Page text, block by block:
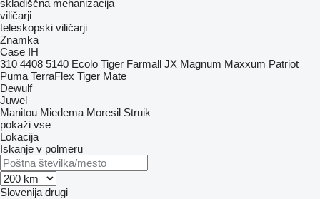
skladiščna mehanizacija
viličarji
teleskopski viličarji
Znamka
Case IH
310 4408 5140 Ecolo Tiger Farmall JX Magnum Maxxum Patriot
Puma TerraFlex Tiger Mate
Dewulf
Juwel
Manitou Miedema Moresil Struik
pokaži vse
Lokacija
Iskanje v polmeru
Slovenija drugi